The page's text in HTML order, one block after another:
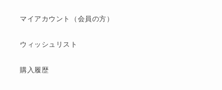
マイアカウント（会員の方）
ウィッシュリスト
購入履歴